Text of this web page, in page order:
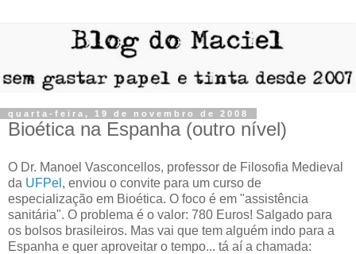
quarta-feira, 19 de novembro de 2008
Bioética na Espanha (outro nível)
O Dr. Manoel Vasconcellos, professor de Filosofia Medieval
da UFPel , enviou o convite para um curso de
especialização em Bioética. O foco é em "assistência
sanitária". O problema é o valor: 780 Euros! Salgado para
os bolsos brasileiros. Mas vai que tem alguém indo para a
Espanha e quer aproveitar o tempo... tá aí a chamada: